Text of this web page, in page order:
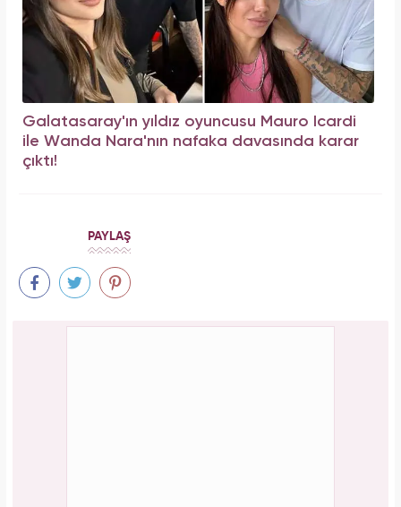
Galatasaray'ın yıldız oyuncusu Mauro Icardi
ile Wanda Nara'nın nafaka davasında karar
çıktı!
PAYLAŞ